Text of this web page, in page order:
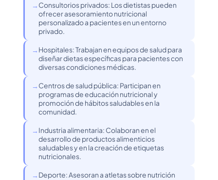
Consultorios privados: Los dietistas pueden
ofrecer asesoramiento nutricional
personalizado a pacientes en un entorno
privado.
Hospitales: Trabajan en equipos de salud para
diseñar dietas específicas para pacientes con
diversas condiciones médicas.
Centros de salud pública: Participan en
programas de educación nutricional y
promoción de hábitos saludables en la
comunidad.
Industria alimentaria: Colaboran en el
desarrollo de productos alimenticios
saludables y en la creación de etiquetas
nutricionales.
Deporte: Asesoran a atletas sobre nutrición